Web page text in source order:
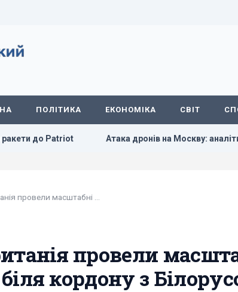
ПОЛІТИКА ЕКОНОМІКА СВІТ
Атака дронів на Москву: аналітики оцінили
провели
кордону з